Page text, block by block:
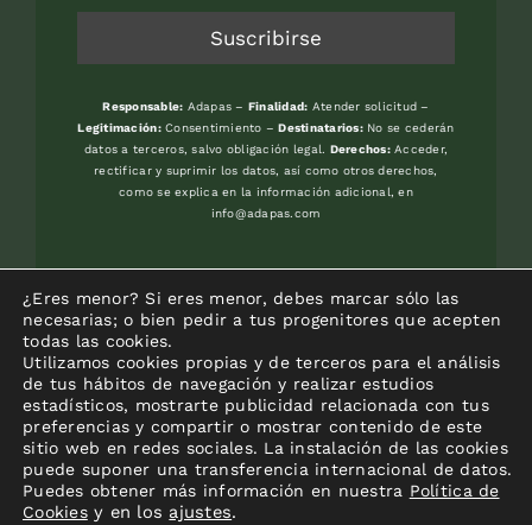
Responsable: Adapas – Finalidad: Atender solicitud –
Legitimación:Consentimiento –Destinatarios:No se cederán
datos a terceros, salvo obligación legal. Derechos:Acceder,
rectificar y suprimir los datos, así como otros derechos,
como se explica en la información adicional, en
info@adapas.com
-GIJON (Asturias) – Frente Universidad
© Copyright 2012 - 2026 |
¿Eres menor? Si eres menor, debes marcar sólo las
necesarias; o bien pedir a tus progenitores que acepten
todas las cookies.
Utilizamos cookies propias y de terceros para el análisis
de tus hábitos de navegación y realizar estudios
estadísticos, mostrarte publicidad relacionada con tus
preferencias y compartir o mostrar contenido de este
sitio web en redes sociales. La instalación de las cookies
puede suponer una transferencia internacional de datos.
Puedes obtener más información en nuestra Política de
Cookiesy en los ajustes.